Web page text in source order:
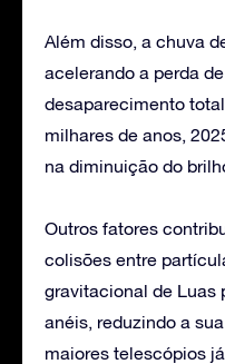
Além disso, a chuva
acelerando a perda
desaparecimento
milhares de anos,
na diminuição do
Outros fatores
colisões entre
gravitacional de Luas
anéis, reduzindo a
maiores telescópios